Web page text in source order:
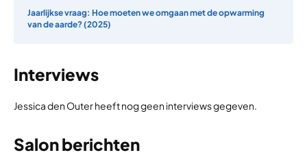
Jaarlijkse vraag: Hoe moeten we omgaan met de opwarming
van de aarde? (2025)
Interviews
Jessica den Outer heeft nog geen interviews gegeven.
Salon berichten